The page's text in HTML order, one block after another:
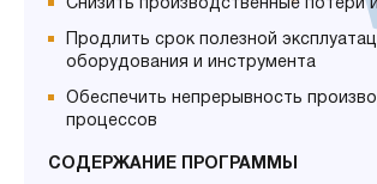
Снизить производственные потери
Продлить срок полезной
оборудования и инструмента
Обеспечить непрерывность
процессов
СОДЕРЖАНИЕ ПРОГРАММЫ